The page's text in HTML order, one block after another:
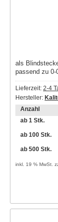
als
passend zu 0-
Lieferzeit: 2-4
Hersteller:
Anzahl
ab 1 Stk.
ab 100 Stk.
ab 500 Stk.
inkl. 19 % MwSt.